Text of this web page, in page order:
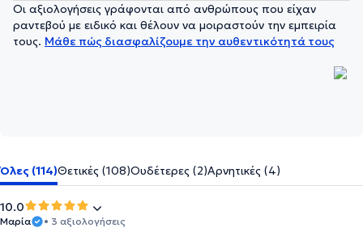
Οι αξιολογήσεις γράφονται από ανθρώπους που είχαν
ραντεβού με ειδικό και θέλουν να μοιραστούν την εμπειρία
τους. Μάθε πώς διασφαλίζουμε την αυθεντικότητά τους
Όλες (114)Θετικές (108)Ουδέτερες (2)Αρνητικές (4)
10.0
Μαρία • 3 αξιολογήσεις